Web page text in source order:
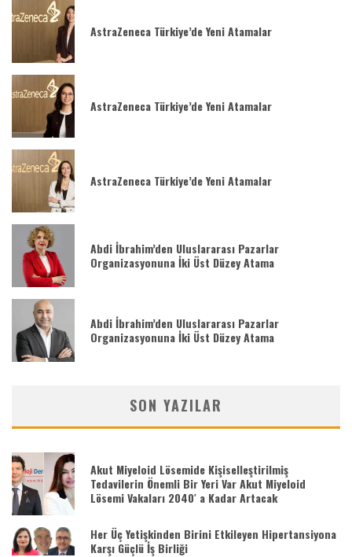
AstraZeneca Türkiye’de Yeni Atamalar
AstraZeneca Türkiye’de Yeni Atamalar
AstraZeneca Türkiye’de Yeni Atamalar
Abdi İbrahim’den Uluslararası Pazarlar
Organizasyonuna İki Üst Düzey Atama
Abdi İbrahim’den Uluslararası Pazarlar
Organizasyonuna İki Üst Düzey Atama
SON YAZILAR
Akut Miyeloid Lösemide Kişiselleştirilmiş
Tedavilerin Önemli Bir Yeri Var Akut Miyeloid
Lösemi Vakaları 2040′ a Kadar Artacak
Her Üç Yetişkinden Birini Etkileyen Hipertansiyona
Karşı Güçlü İş Birliği